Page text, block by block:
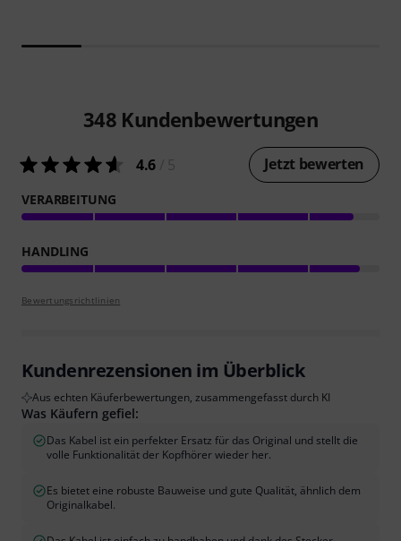
348 Kundenbewertungen
4.6 Jetzt bewerten
VERARBEITUNG
HANDLING
Bewertungsrichtlinien
Kundenrezensionen im Überblick
Aus echten Käuferbewertungen, zusammengefasst durch KI
Was Käufern gefiel:
Das Kabel ist ein perfekter Ersatz für das Original und stellt die
volle Funktionalität der Kopfhörer wieder her.
Es bietet eine robuste Bauweise und gute Qualität, ähnlich dem
Originalkabel.